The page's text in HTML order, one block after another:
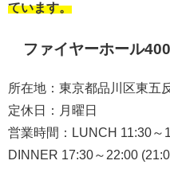
ています。
ファイヤーホール
所在地：東京都品川区東五
定休日：月曜日
営業時間：LUNCH 11:30
DINNER 17:30～22:00